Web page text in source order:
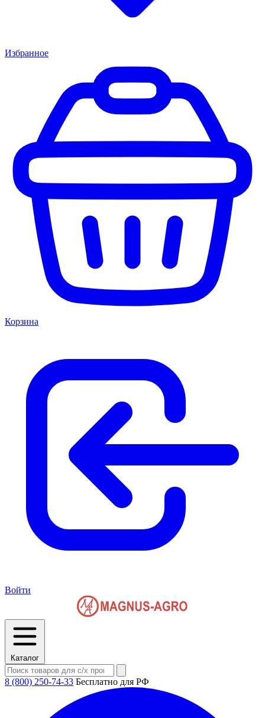
Избранное
Корзина
Войти
Каталог
8 (800) 250-74-33 Бесплатно для РФ